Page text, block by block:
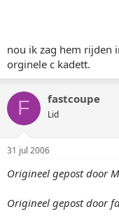
nou ik zag hem rijden
orginele c kadett.
F fastcoupe
Lid
31 jul 2006
Origineel gepost door
Origineel gepost door